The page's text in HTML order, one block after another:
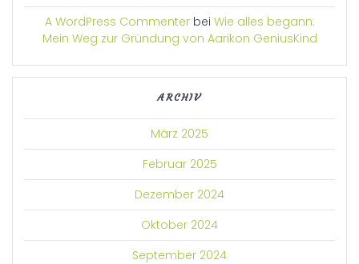
A WordPress Commenterbei Wie alles begann:
Mein Weg zur Gründung von Aarikon GeniusKind
ARCHIV
März 2025
Februar 2025
Dezember 2024
Oktober 2024
September 2024